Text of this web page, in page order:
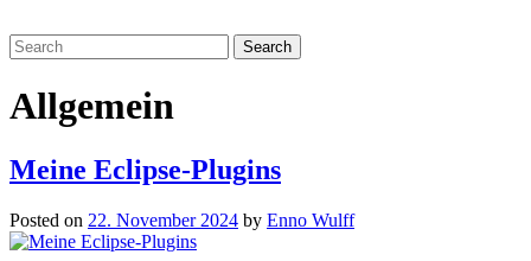
Allgemein
Meine Eclipse-Plugins
Posted on 22. November 2024 by Enno Wulff